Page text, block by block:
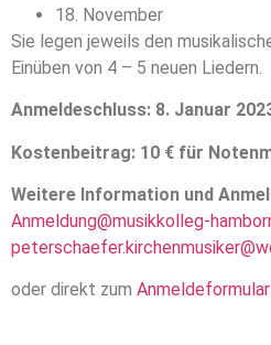
18. November
Sie legen jeweils den
Einüben von 4 – 5 neuen Liedern.
Anmeldeschluss: 8. Januar
Kostenbeitrag: 10 € für
Weitere Information und
Anmeldung@musikkolleg-
oder direkt zum Anmeldeformular